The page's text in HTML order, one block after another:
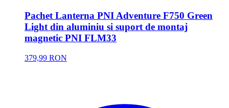
Pachet Lanterna PNI Adventure F750 Green
Light din aluminiu si suport de montaj
magnetic PNI FLM33
379,99 RON